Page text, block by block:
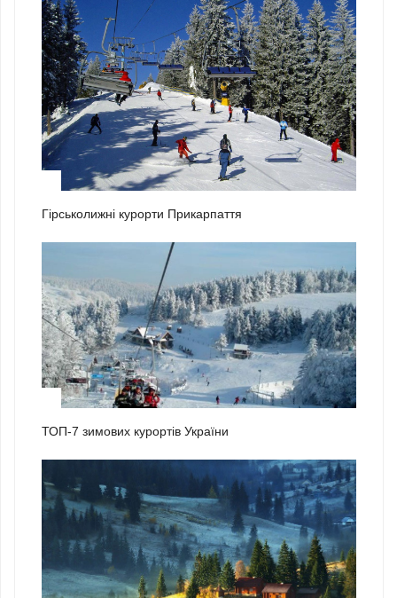
Гірськолижні курорти Прикарпаття
ТОП-7 зимових курортів України